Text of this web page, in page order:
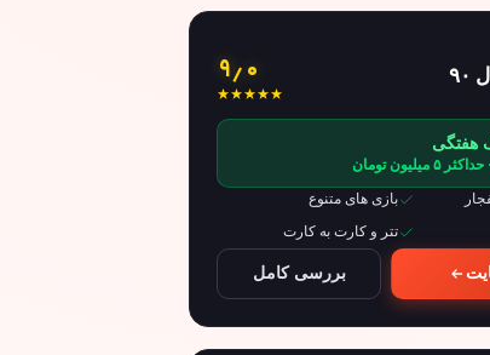
۹٫۰
تومان
بازی های متنوع
تتر و کارت به کارت
بررسی کامل